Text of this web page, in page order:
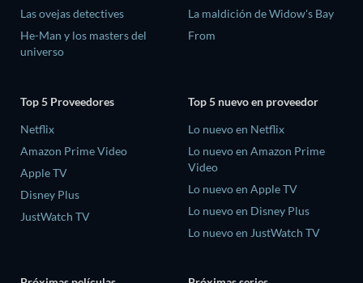
Las ovejas detectives
He-Man y los masters del
universo
La maldición de Widow's Bay
From
Top 5 Proveedores
Netflix
Amazon Prime Video
Apple TV
Disney Plus
JustWatch TV
Top 5 nuevo en proveedor
Lo nuevo en Netflix
Lo nuevo en Amazon Prime
Video
Lo nuevo en Apple TV
Lo nuevo en Disney Plus
Lo nuevo en JustWatch TV